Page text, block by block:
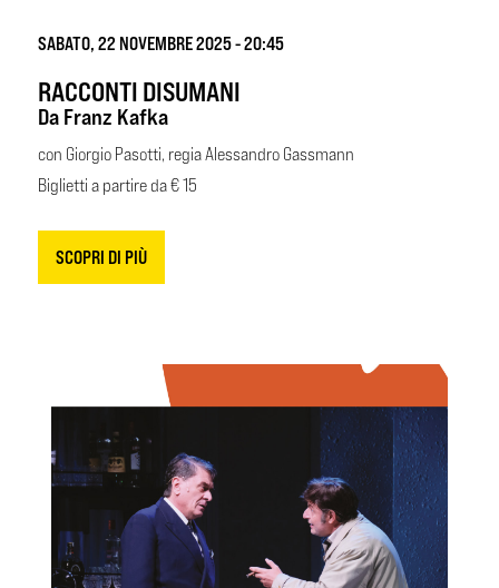
SABATO, 22 NOVEMBRE 2025 - 20:45
RACCONTI DISUMANI
Da Franz Kafka
con Giorgio Pasotti, regia Alessandro Gassmann
Biglietti a partire da € 15
SCOPRI DI PIÙ